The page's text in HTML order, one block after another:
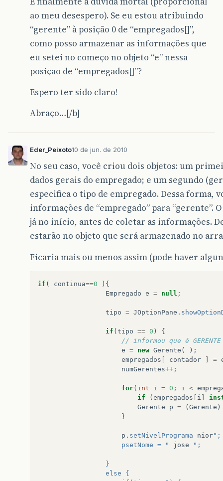
ao meu desespero). Se eu estou atribuindo
“gerente” à posição 0 de “empregados[]”,
como posso armazenar as informações que
eu setei no começo no objeto “e” nessa
posiçao de “empregados[]”?
Espero ter sido claro!
Abraço…[/b]
Eder_Peixoto10 de jun. de 2010
No seu caso, você criou dois objetos: um
dados gerais do empregado; e um segundo
especifica o tipo de empregado. Dessa forma,
informações de “empregado” para “gerente”.
já no início, antes de coletar as informações.
estarão no objeto que será armazenado no
Ficaria mais ou menos assim (pode haver
if ( continua==0
){
Empregado e = null ;
tipo = JOptionPane .
if ( tipo == 0 )
{
// informou que é
e = new Gerente (
);
empregados
contador =
numGerentes++ ;
for( int i = 0 ; i <
if
( empregados i
Gerente
p = ( Gerente )
}
p . setNivelPrograma nior
                     psetNome = "
jose ";
                 }
                 else {